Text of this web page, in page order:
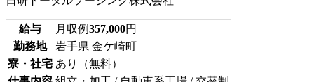
給与 月収例357,000円
勤務地
岩手県 金ケ崎町
寮・社宅 あり（無料）